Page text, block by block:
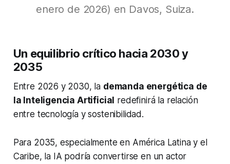
enero de 2026) en Davos, Suiza.
Un equilibrio crítico hacia 2030 y
2035
Entre 2026 y 2030, la demanda energética de
la Inteligencia Artificial redefinirá la relación
entre tecnología y sostenibilidad.
Para 2035, especialmente en América Latina y el
Caribe, la IA podría convertirse en un actor